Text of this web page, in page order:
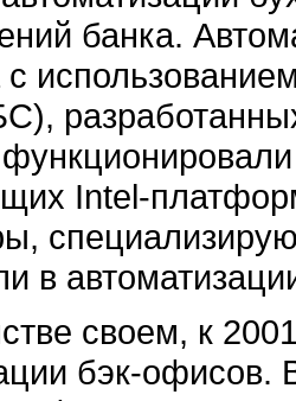
банка.
Intel-
в
своем, к
бэк-офисов.